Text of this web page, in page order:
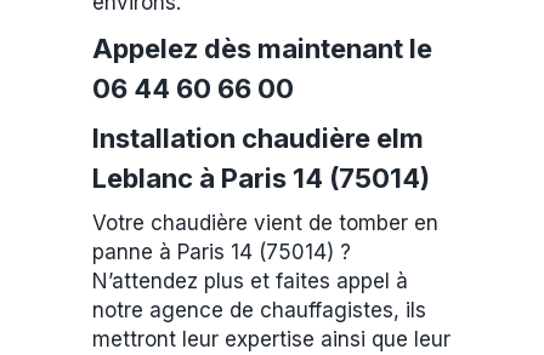
Appelez dès maintenant le
06 44 60 66 00
Installation chaudière elm
Leblanc à Paris 14 (75014)
Votre chaudière vient de tomber en
panne à Paris 14 (75014) ?
N’attendez plus et faites appel à
notre agence de chauffagistes, ils
mettront leur expertise ainsi que leur